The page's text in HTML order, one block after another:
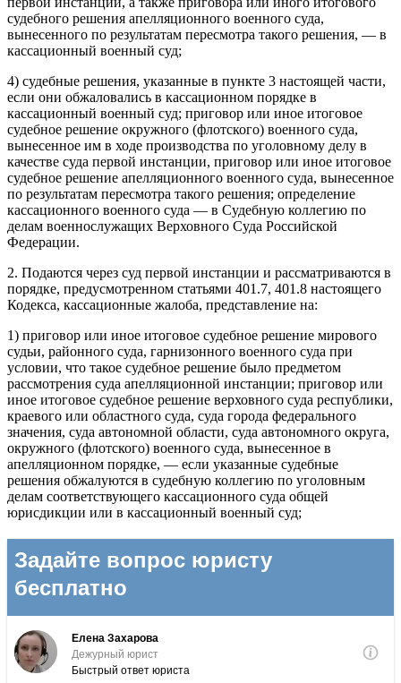
судебного решения апелляционного военного суда,
вынесенного по результатам пересмотра такого решения, — в
кассационный военный суд;
4) судебные решения, указанные в пункте 3 настоящей части,
если они обжаловались в кассационном порядке в
кассационный военный суд; приговор или иное итоговое
судебное решение окружного (флотского) военного суда,
вынесенное им в ходе производства по уголовному делу в
качестве суда первой инстанции, приговор или иное итоговое
судебное решение апелляционного военного суда, вынесенное
по результатам пересмотра такого решения; определение
кассационного военного суда — в Судебную коллегию по
делам военнослужащих Верховного Суда Российской
Федерации.
2. Подаются через суд первой инстанции и рассматриваются в
порядке, предусмотренном статьями 401.7, 401.8 настоящего
Кодекса, кассационные жалоба, представление на:
1) приговор или иное итоговое судебное решение мирового
судьи, районного суда, гарнизонного военного суда при
условии, что такое судебное решение было предметом
рассмотрения суда апелляционной инстанции; приговор или
иное итоговое судебное решение верховного суда республики,
краевого или областного суда, суда города федерального
значения, суда автономной области, суда автономного округа,
окружного (флотского) военного суда, вынесенное в
апелляционном порядке, — если указанные судебные
решения обжалуются в судебную коллегию по уголовным
делам соответствующего кассационного суда общей
юрисдикции или в кассационный военный суд;